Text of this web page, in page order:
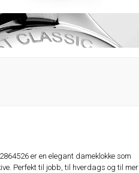
er en elegant dameklokke som
Perfekt til jobb, til hverdags og til mer